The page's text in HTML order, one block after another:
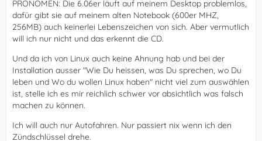
PRONOMEN: Die 6.06er läuft auf meinem Desktop problemlos,
dafür gibt sie auf meinem alten Notebook (600er MHZ,
256MB) auch keinerlei Lebenszeichen von sich. Aber vermutlich
will ich nur nicht und das erkennt die CD.
Und da ich von Linux auch keine Ahnung hab und bei der
Installation ausser "Wie Du heissen, was Du sprechen, wo Du
leben und Wo du wollen Linux haben" nicht viel zum auswählen
ist, stelle ich es mir reichlich schwer vor absichtlich was falsch
machen zu können.
Ich will auch nur Autofahren. Nur passiert nix wenn ich den
Zündschlüssel drehe.